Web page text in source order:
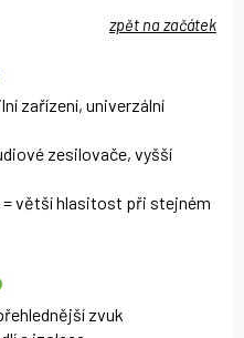
zpět na začátek
zařízení, univerzální
zesilovače, vyšší
= větší hlasitost při stejném
zvuk